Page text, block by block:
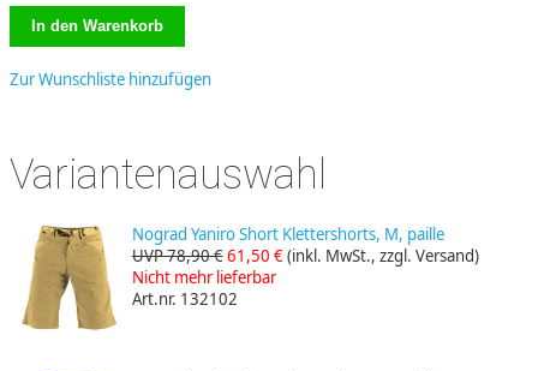
Zur Wunschliste hinzufügen
Variantenauswahl
Nograd Yaniro Short Klettershorts, M, paille
UVP 78,90 €61,50 €(inkl. MwSt., zzgl. Versand)
Nicht mehr lieferbar
Art.nr. 132102